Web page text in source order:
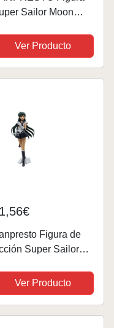
Sailor Moon
Guardian Eternal
Movie Sailor Moon
Ver Producto
Figura de
Super Sailor
Moon Eternal
Movie,
23
Ver Producto